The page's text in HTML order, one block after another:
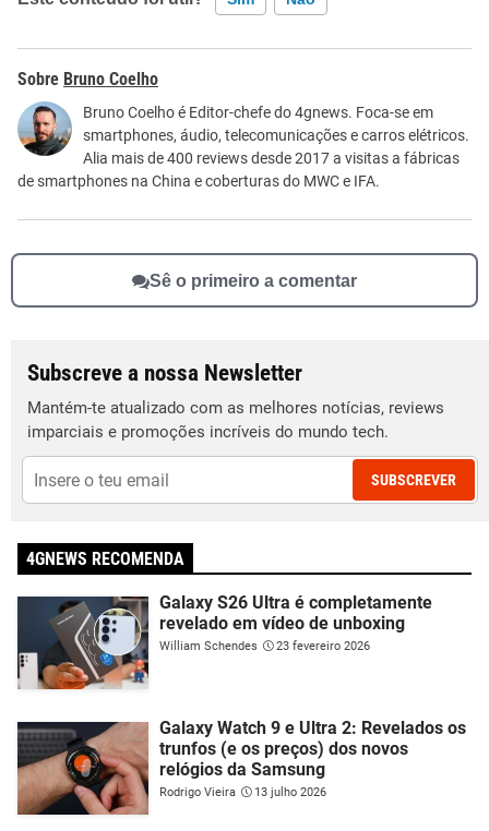
Este conteúdo contém informação incorreta
Este conteúdo não tem a informação que procuro
Outro
Bruno Coelho
Bruno Coelho é Editor-chefe do 4gnews. Foca-se em
smartphones, áudio, telecomunicações e carros elétricos.
Alia mais de 400 reviews desde 2017 a visitas a fábricas
de smartphones na China e coberturas do MWC e IFA.
Sê o primeiro a comentar
Subscreve a nossa Newsletter
Mantém-te atualizado com as melhores notícias, reviews
imparciais e promoções incríveis do mundo tech.
SUBSCREVER
4GNEWS RECOMENDA
Galaxy S26 Ultra é completamente
revelado em vídeo de unboxing
William Schendes 23 fevereiro 2026
Galaxy Watch 9 e Ultra 2: Revelados os
trunfos (e os preços) dos novos
relógios da Samsung
Rodrigo Vieira 13 julho 2026